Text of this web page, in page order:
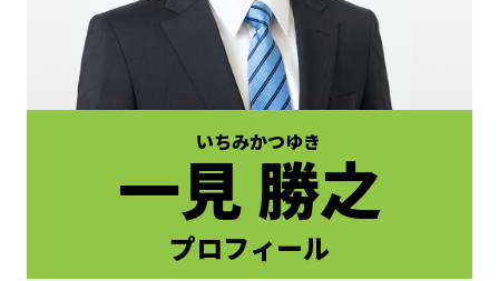
いちみかつゆき
一見 勝之
プロフィール